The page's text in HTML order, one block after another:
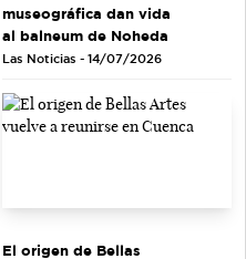
museográfica dan vida
al balneum de Noheda
Las Noticias - 14/07/2026
El origen de Bellas